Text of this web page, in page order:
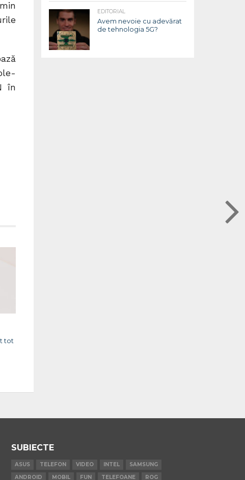
în
tot
EDITORIAL
Avem nevoie cu adevărat
de tehnologia 5G?
SUBIECTE
ASUS TELEFON VIDEO INTEL
SAMSUNG
ANDROID
MOBIL FUN TELEFOANE ROG